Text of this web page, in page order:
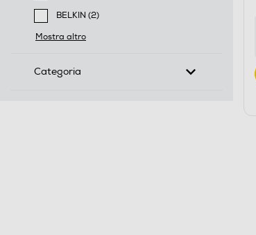
Filtra per Marca: ASUS
BELKIN (2)
Filtra per Marca: BELKIN
Mostra altro
Categoria